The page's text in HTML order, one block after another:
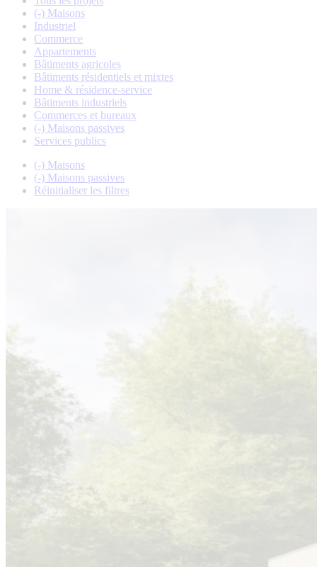
(-) Maisons
Industriel
Commerce
Appartements
Bâtiments agricoles
Bâtiments résidentiels et mixtes
Home & résidence-service
Bâtiments industriels
Commerces et bureaux
(-) Maisons passives
Services publics
(-) Maisons
(-) Maisons passives
Réinitialiser les filtres